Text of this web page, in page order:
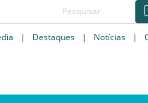
| Destaques | Notícias |